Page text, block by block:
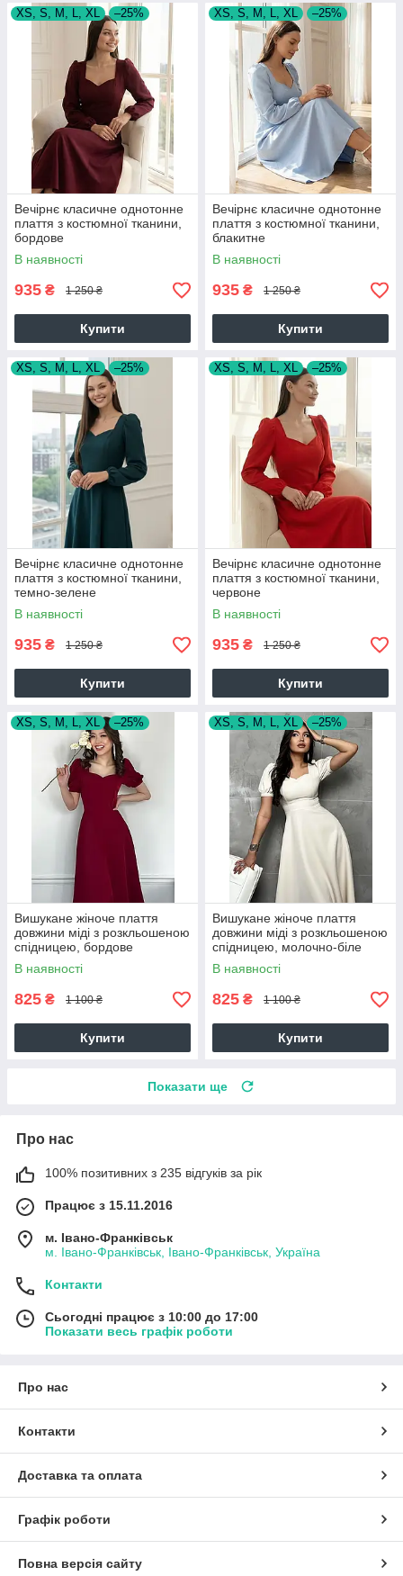
XS, S, M, L, XL –25%
Вечірнє класичне однотонне
плаття з костюмної тканини,
бордове
В наявності
935 ₴ 1 250 ₴
Купити
XS, S, M, L, XL –25%
Вечірнє класичне однотонне
плаття з костюмної тканини,
блакитне
В наявності
935 ₴ 1 250 ₴
Купити
XS, S, M, L, XL –25%
Вечірнє класичне однотонне
плаття з костюмної тканини,
темно-зелене
В наявності
935 ₴ 1 250 ₴
Купити
XS, S, M, L, XL –25%
Вечірнє класичне однотонне
плаття з костюмної тканини,
червоне
В наявності
935 ₴ 1 250 ₴
Купити
XS, S, M, L, XL –25%
Вишукане жіноче плаття
довжини міді з розкльошеною
спідницею, бордове
В наявності
825 ₴ 1 100 ₴
Купити
XS, S, M, L, XL –25%
Вишукане жіноче плаття
довжини міді з розкльошеною
спідницею, молочно-біле
В наявності
825 ₴ 1 100 ₴
Купити
Показати ще
Про нас
100% позитивних з 235 відгуків за рік
Працює з 15.11.2016
м. Івано-Франківськ
м. Івано-Франківськ, Івано-Франківськ, Україна
Контакти
Сьогодні працює з 10:00 до 17:00
Показати весь графік роботи
Про нас
Контакти
Доставка та оплата
Графік роботи
Повна версія сайту